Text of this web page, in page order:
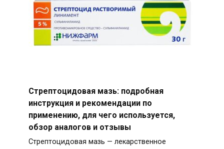
Стрептоцидовая мазь: подробная
инструкция и рекомендации по
применению, для чего используется,
обзор аналогов и отзывы
Стрептоцидовая мазь — лекарственное